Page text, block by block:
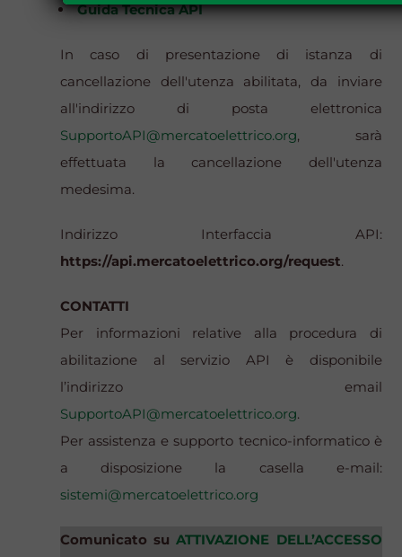
Guida Tecnica API
In caso di presentazione di istanza di
cancellazione dell'utenza abilitata, da inviare
all'indirizzo di posta elettronica
SupportoAPI@mercatoelettrico.org, sarà
effettuata la cancellazione dell'utenza
medesima.
Indirizzo Interfaccia API:
https://api.mercatoelettrico.org/request.
CONTATTI
Per informazioni relative alla procedura di
abilitazione al servizio API è disponibile
l’indirizzo email
SupportoAPI@mercatoelettrico.org.
Per assistenza e supporto tecnico-informatico è
a disposizione la casella e-mail:
sistemi@mercatoelettrico.org
Comunicato suATTIVAZIONE DELL’ACCESSO